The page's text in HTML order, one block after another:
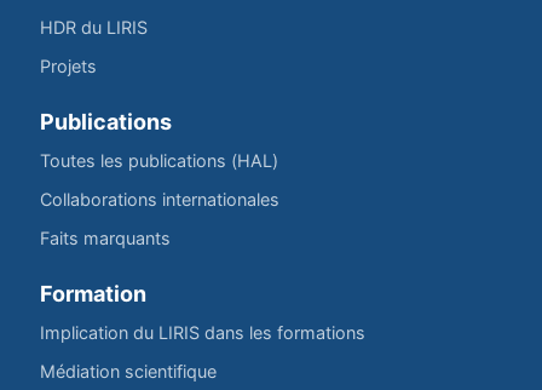
HDR du LIRIS
Projets
Publications
Toutes les publications (HAL)
Collaborations internationales
Faits marquants
Formation
Implication du LIRIS dans les formations
Médiation scientifique